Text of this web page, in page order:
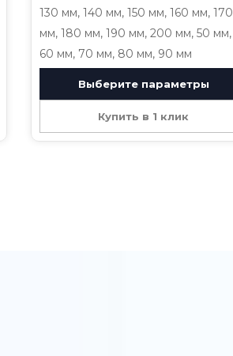
130 мм, 140 мм, 150 мм, 160 мм, 170
мм, 180 мм, 190 мм, 200 мм, 50 мм,
60 мм, 70 мм, 80 мм, 90 мм
Выберите параметры
Купить в 1 клик